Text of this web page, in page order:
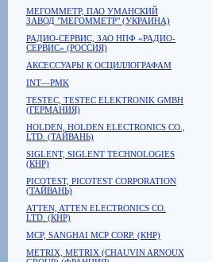
МЕГОММЕТР, ПАО УМАНСКИЙ
ЗАВОД "МЕГОММЕТР" (УКРАИНА)
РАДИО-СЕРВИС, ЗАО НПФ «РАДИО-
СЕРВИС» (РОССИЯ)
АКСЕССУАРЫ К ОСЦИЛЛОГРАФАМ
INT—PMK
TESTEC, TESTEC ELEKTRONIK GMBH
(ГЕРМАНИЯ)
HOLDEN, HOLDEN ELECTRONICS CO.,
LTD. (ТАЙВАНЬ)
SIGLENT, SIGLENT TECHNOLOGIES
(КНР)
PICOTEST, PICOTEST CORPORATION
(ТАЙВАНЬ)
ATTEN, ATTEN ELECTRONICS CO.
LTD. (КНР)
MCP, SANGHAI MCP CORP. (КНР)
METRIX, METRIX (CHAUVIN ARNOUX